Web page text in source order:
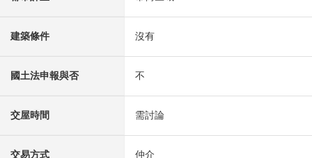
建築條件 沒有
國土法申報與否 不
交屋時間 需討論
交易方式 仲介